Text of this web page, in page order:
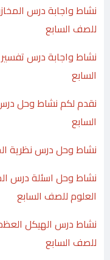
نشاط واجابة درس
للصف السابع
نشاط واجابة درس تفسير
السابع
نقدم لكم نشاط وحل
السابع
نشاط وحل درس نظرية
نشاط وحل اسئلة درس
العلوم للصف السابع
نشاط درس الهيكل
للصف السابع